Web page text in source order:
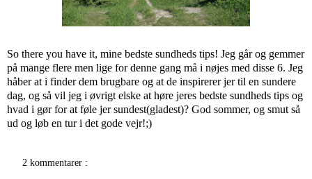
So there you have it, mine bedste sundheds tips! Jeg går og gemmer
på mange flere men lige for denne gang må i nøjes med disse 6. Jeg
håber at i finder dem brugbare og at de inspirerer jer til en sundere
dag, og så vil jeg i øvrigt elske at høre jeres bedste sundheds tips og
hvad i gør for at føle jer sundest(gladest)? God sommer, og smut så
ud og løb en tur i det gode vejr!;)
2 kommentarer :